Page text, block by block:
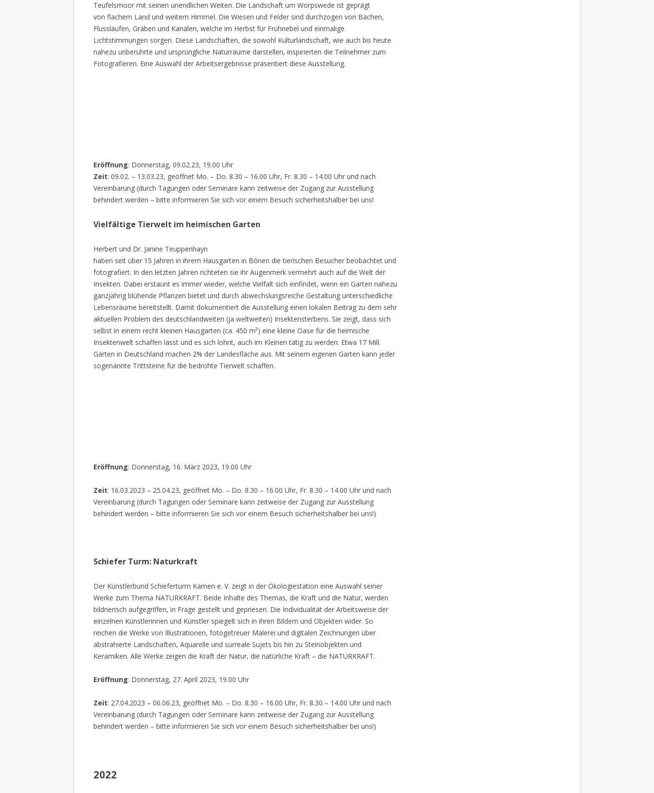
Teufelsmoor mit seinen unendlichen Weiten. Die Landschaft um Worpswede ist geprägt
von flachem Land und weitem Himmel. Die Wiesen und Felder sind durchzogen von Bächen,
Flussläufen, Gräben und Kanälen, welche im Herbst für Frühnebel und einmalige
Lichtstimmungen sorgen. Diese Landschaften, die sowohl Kulturlandschaft, wie auch bis heute
nahezu unberührte und ursprüngliche Naturräume darstellen, inspirierten die Teilnehmer zum
Fotografieren. Eine Auswahl der Arbeitsergebnisse präsentiert diese Ausstellung.
Eröffnung: Donnerstag, 09.02.23, 19.00 Uhr
Zeit: 09.02. – 13.03.23, geöffnet Mo. – Do. 8.30 – 16.00 Uhr, Fr. 8.30 – 14.00 Uhr und nach
Vereinbarung (durch Tagungen oder Seminare kann zeitweise der Zugang zur Ausstellung
behindert werden – bitte informieren Sie sich vor einem Besuch sicherheitshalber bei uns!
Vielfältige Tierwelt im heimischen Garten
Herbert und Dr. Janine Teuppenhayn
haben seit über 15 Jahren in ihrem Hausgarten in Bönen die tierischen Besucher beobachtet und
fotografiert. In den letzten Jahren richteten sie ihr Augenmerk vermehrt auch auf die Welt der
Insekten. Dabei erstaunt es immer wieder, welche Vielfalt sich einfindet, wenn ein Garten nahezu
ganzjährig blühende Pflanzen bietet und durch abwechslungsreiche Gestaltung unterschiedliche
Lebensräume bereitstellt. Damit dokumentiert die Ausstellung einen lokalen Beitrag zu dem sehr
aktuellen Problem des deutschlandweiten (ja weltweiten) Insektensterbens. Sie zeigt, dass sich
selbst in einem recht kleinen Hausgarten (ca. 450 m²) eine kleine Oase für die heimische
Insektenwelt schaffen lässt und es sich lohnt, auch im Kleinen tätig zu werden. Etwa 17 Mill.
Gärten in Deutschland machen 2% der Landesfläche aus. Mit seinem eigenen Garten kann jeder
sogenannte Trittsteine für die bedrohte Tierwelt schaffen.
Eröffnung: Donnerstag, 16. März 2023, 19.00 Uhr
Zeit: 16.03.2023 – 25.04.23, geöffnet Mo. – Do. 8.30 – 16.00 Uhr, Fr. 8.30 – 14.00 Uhr und nach
Vereinbarung (durch Tagungen oder Seminare kann zeitweise der Zugang zur Ausstellung
behindert werden – bitte informieren Sie sich vor einem Besuch sicherheitshalber bei uns!)
Schiefer Turm: Naturkraft
Der Künstlerbund Schieferturm Kamen e. V. zeigt in der Ökologiestation eine Auswahl seiner
Werke zum Thema NATURKRAFT. Beide Inhalte des Themas, die Kraft und die Natur, werden
bildnerisch aufgegriffen, in Frage gestellt und gepriesen. Die Individualität der Arbeitsweise der
einzelnen Künstlerinnen und Künstler spiegelt sich in ihren Bildern und Objekten wider. So
reichen die Werke von Illustrationen, fotogetreuer Malerei und digitalen Zeichnungen über
abstrahierte Landschaften, Aquarelle und surreale Sujets bis hin zu Steinobjekten und
Keramiken. Alle Werke zeigen die Kraft der Natur, die natürliche Kraft – die NATURKRAFT.
Eröffnung: Donnerstag, 27. April 2023, 19.00 Uhr
Zeit: 27.04.2023 – 06.06.23, geöffnet Mo. – Do. 8.30 – 16.00 Uhr, Fr. 8.30 – 14.00 Uhr und nach
Vereinbarung (durch Tagungen oder Seminare kann zeitweise der Zugang zur Ausstellung
behindert werden – bitte informieren Sie sich vor einem Besuch sicherheitshalber bei uns!)
2022